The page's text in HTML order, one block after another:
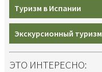
Туризм в Испании
Экскурсионный туризм
ЭТО ИНТЕРЕСНО: